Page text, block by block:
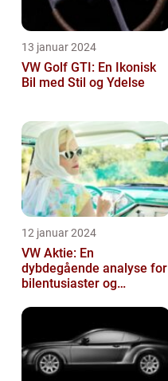
13 januar 2024
VW Golf GTI: En Ikonisk
Bil med Stil og Ydelse
12 januar 2024
VW Aktie: En
dybdegående analyse for
bilentusiaster og